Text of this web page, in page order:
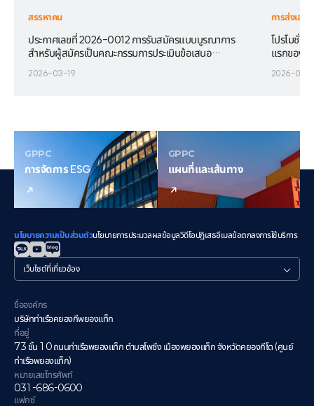
สรรหาคน
ประกาศเลขที่ 2026-0012 การรับสมัครแบบบูรณาการ
สำหรับผู้สมัครเป็นคณะกรรมการประเมินข้อเสนอ
หวัดคยองกี
2026-03-19
การส่งเสริม
โปรโมชั่น
แรกของปี
2026-03-
GPPC
การจัดการ ESG
GPPC
แผนที่และเส้นทาง
นโยบายความเป็นส่วนตัวนโยบายการประมวลผลข้อมูลวิดีโอปฏิเสธอีเมลข้อตกลงการใช้บริการ
관
련
이
트
ชื่อองค์กร
บริษัทท่าเรือคยองกีพยองแท็ก
ที่อยู่
73 ชั้น 10 ถนนท่าเรือพยองแท็ก ตำบลโพซึง เมืองพยองแท็ก จังหวัดคยองกีโด (ศูนย์
ท่าเรือพยองแท็ก)
หมายเลขโทรศัพท์
031-686-0600
แฟกซ์